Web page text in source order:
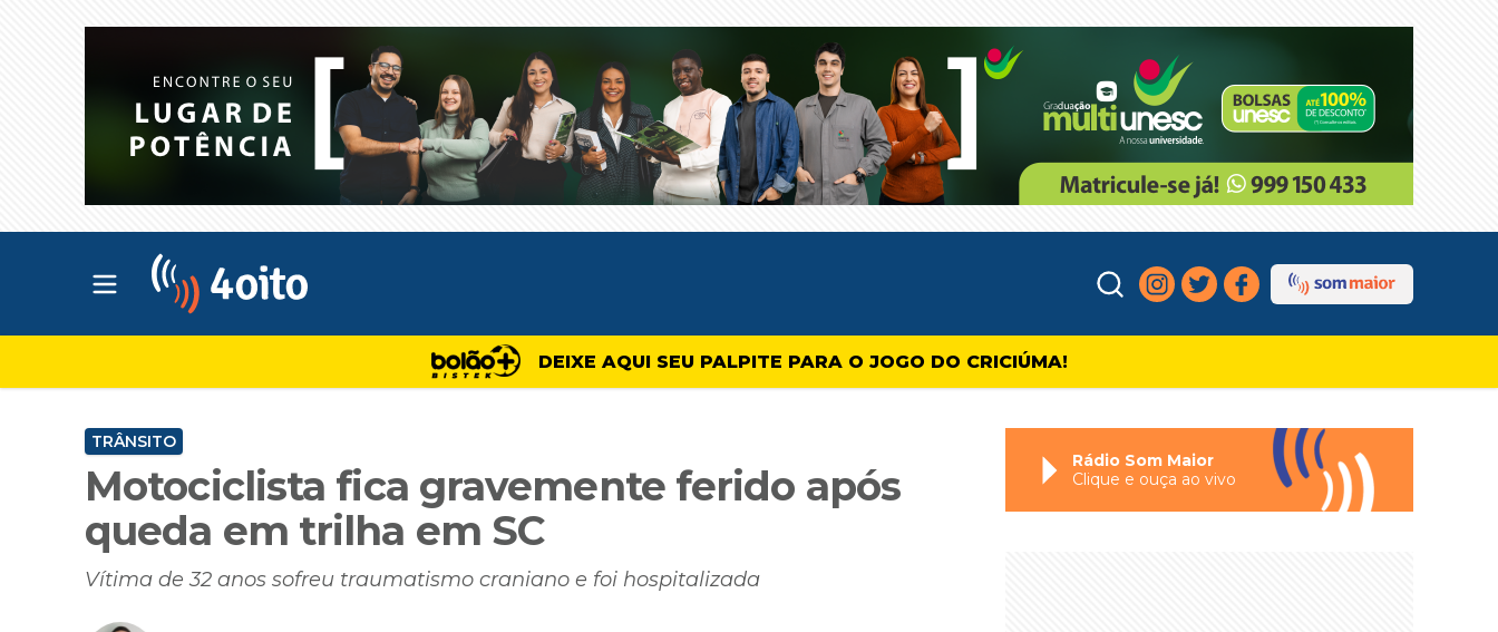
Abrir menu principal
DEIXE AQUI SEU PALPITE PARA O JOGO DO CRICIÚMA!
TRÂNSITO
Motociclista fica gravemente ferido após
queda em trilha em SC
Vítima de 32 anos sofreu traumatismo craniano e foi hospitalizada
Rádio Som Maior
Clique e ouça ao vivo